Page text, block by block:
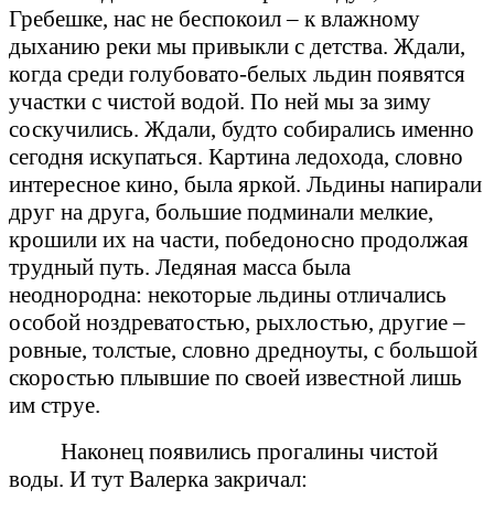
Гребешке, нас не беспокоил – к влажному
дыханию реки мы привыкли с детства. Ждали,
когда среди голубовато-белых льдин появятся
участки с чистой водой. По ней мы за зиму
соскучились. Ждали, будто собирались именно
сегодня искупаться. Картина ледохода, словно
интересное кино, была яркой. Льдины напирали
друг на друга, большие подминали мелкие,
крошили их на части, победоносно продолжая
трудный путь. Ледяная масса была
неоднородна: некоторые льдины отличались
особой ноздреватостью, рыхлостью, другие –
ровные, толстые, словно дредноуты, с большой
скоростью плывшие по своей известной лишь
им струе.
Наконец появились прогалины чистой
воды. И тут Валерка закричал: